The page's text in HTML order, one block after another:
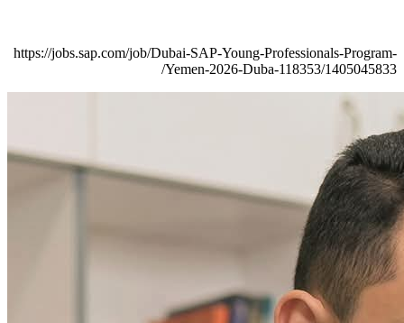
https://jobs.sap.com/job/Dubai-SAP-Young-Professionals-Program-
Yemen-2026-Duba-118353/1405045833/